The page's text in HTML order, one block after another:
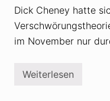
i
k
o
i
e
v
W
Dick Cheney hatte
im November nur
D
Weiterlesen